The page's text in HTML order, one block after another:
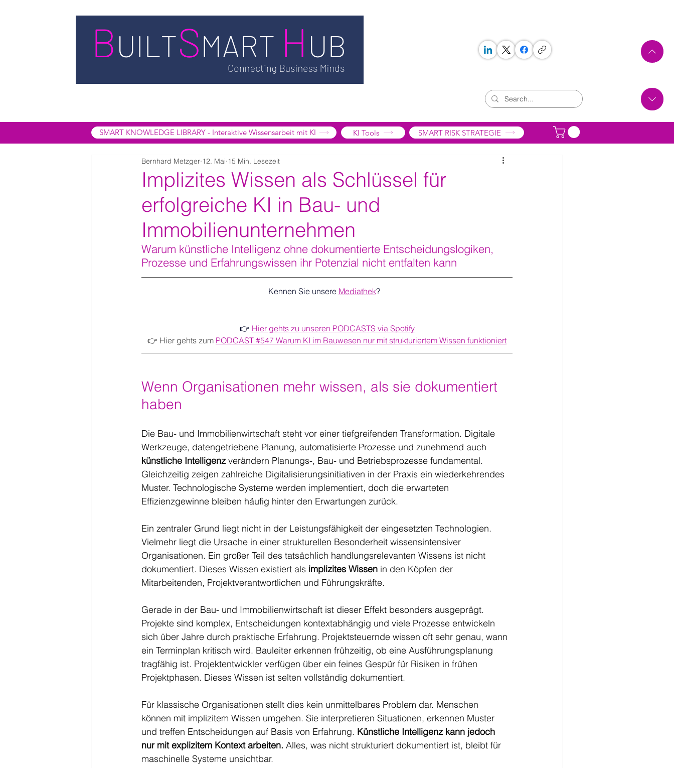
SMART KNOWLEDGE LIBRARY - Interaktive Wissensarbeit mit KI KI Tools SMART RISK STRATEGIE
Implizites Wissen als Schlüssel für
erfolgreiche KI in Bau- und
Immobilienunternehmen
Bernhard Metzger 12. Mai 15 Min. Lesezeit
Warum künstliche Intelligenz ohne dokumentierte Entscheidungslogiken,
Prozesse und Erfahrungswissen ihr Potenzial nicht entfalten kann
Kennen Sie unsere Mediathek?
👉 Hier gehts zu unseren PODCASTS via Spotify
👉 Hier gehts zum PODCAST #547 Warum KI im Bauwesen nur mit strukturiertem Wissen funktioniert
Wenn Organisationen mehr wissen, als sie dokumentiert
haben
Die Bau- und Immobilienwirtschaft steht vor einer tiefgreifenden Transformation. Digitale
Werkzeuge, datengetriebene Planung, automatisierte Prozesse und zunehmend auch
künstliche Intelligenz verändern Planungs-, Bau- und Betriebsprozesse fundamental.
Gleichzeitig zeigen zahlreiche Digitalisierungsinitiativen in der Praxis ein wiederkehrendes
Muster. Technologische Systeme werden implementiert, doch die erwarteten
Effizienzgewinne bleiben häufig hinter den Erwartungen zurück.
Ein zentraler Grund liegt nicht in der Leistungsfähigkeit der eingesetzten Technologien.
Vielmehr liegt die Ursache in einer strukturellen Besonderheit wissensintensiver
Organisationen. Ein großer Teil des tatsächlich handlungsrelevanten Wissens ist nicht
dokumentiert. Dieses Wissen existiert als implizites Wissen in den Köpfen der
Mitarbeitenden, Projektverantwortlichen und Führungskräfte.
Gerade in der Bau- und Immobilienwirtschaft ist dieser Effekt besonders ausgeprägt.
Projekte sind komplex, Entscheidungen kontextabhängig und viele Prozesse entwickeln
sich über Jahre durch praktische Erfahrung. Projektsteuernde wissen oft sehr genau, wann
ein Terminplan kritisch wird. Bauleiter erkennen frühzeitig, ob eine Ausführungsplanung
tragfähig ist. Projektentwickler verfügen über ein feines Gespür für Risiken in frühen
Projektphasen. Dieses Wissen ist selten vollständig dokumentiert.
Für klassische Organisationen stellt dies kein unmittelbares Problem dar. Menschen
können mit implizitem Wissen umgehen. Sie interpretieren Situationen, erkennen Muster
und treffen Entscheidungen auf Basis von Erfahrung. Künstliche Intelligenz kann jedoch
nur mit explizitem Kontext arbeiten. Alles, was nicht strukturiert dokumentiert ist, bleibt für
maschinelle Systeme unsichtbar.